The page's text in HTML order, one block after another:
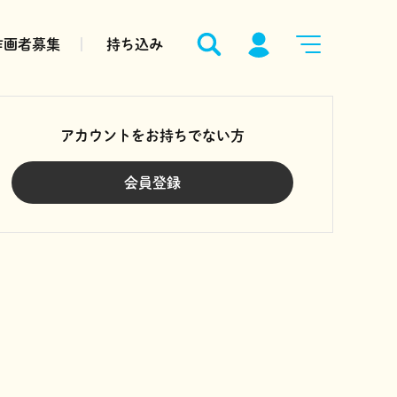
画者募集 持ち込み
アカウントをお持ちでない方
会員登録